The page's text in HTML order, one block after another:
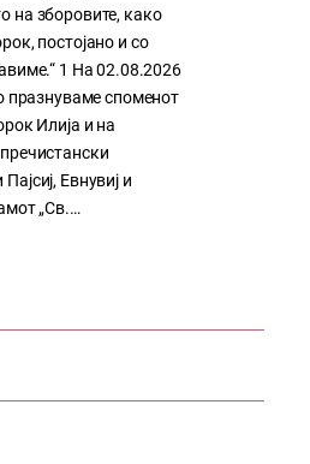
на зборовите, како
постојано и со
1 На 02.08.2026
празнуваме споменот
Илија и на
Евнувиј и
„Св.…